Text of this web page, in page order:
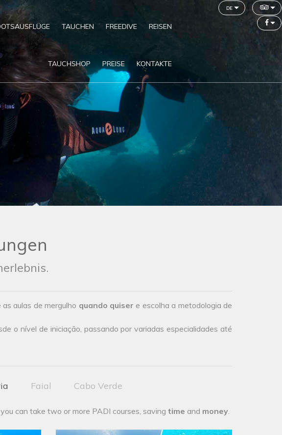
TAUCHEN FREEDIVE REISEN
TAUCHSHOP PREISE KONTAKTE
de
aulas de mergulho quando quiser e escolha a metodologia de
o nível de iniciação, passando por variadas especialidades até
Faial Cabo Verde
can take two or more PADI courses, saving time and money.